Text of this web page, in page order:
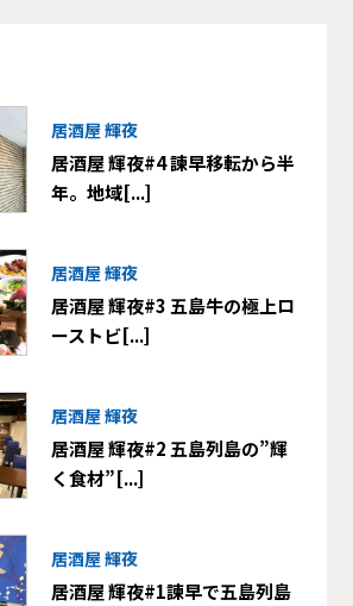
居酒屋 輝夜
居酒屋 輝夜#4 諫早移転から半
年。地域[...]
居酒屋 輝夜
居酒屋 輝夜#3 五島牛の極上ロ
ーストビ[...]
居酒屋 輝夜
居酒屋 輝夜#2 五島列島の”輝
く食材”[...]
居酒屋 輝夜
居酒屋 輝夜#1諫早で五島列島